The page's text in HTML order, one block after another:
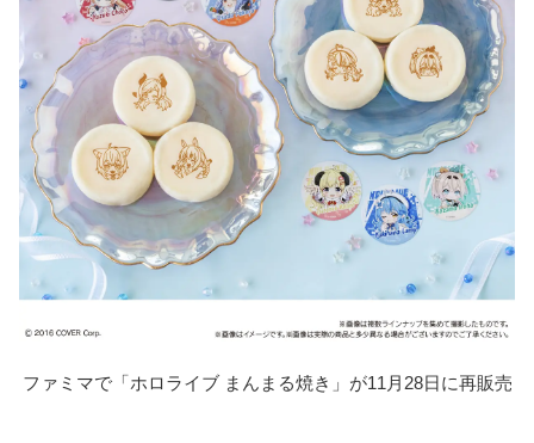
ファミマで「ホロライブ まんまる焼き」が11月28日に再販売